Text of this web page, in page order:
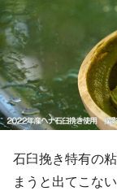
石臼挽き特有の
まうと出てこな